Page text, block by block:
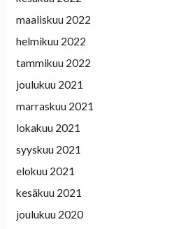
maaliskuu 2022
helmikuu 2022
tammikuu 2022
joulukuu 2021
marraskuu 2021
lokakuu 2021
syyskuu 2021
elokuu 2021
kesäkuu 2021
joulukuu 2020